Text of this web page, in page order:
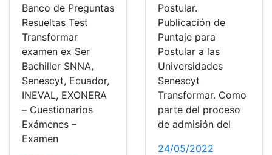
Banco de Preguntas
Resueltas Test
Transformar
examen ex Ser
Bachiller SNNA,
Senescyt, Ecuador,
INEVAL, EXONERA
– Cuestionarios
Exámenes –
Examen
Postular.
Publicación de
Puntaje para
Postular a las
Universidades
Senescyt
Transformar. Como
parte del proceso
de admisión del
24/05/2022